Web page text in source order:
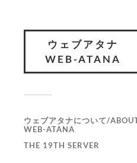
ウェブアタナ
WEB-ATANA
ウェブアタナについて/
WEB-ATANA
THE 19TH SERVER